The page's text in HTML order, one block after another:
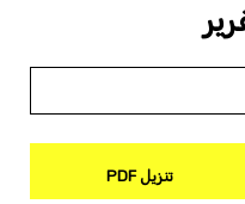
تنزيل PDF